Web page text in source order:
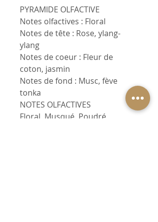
PYRAMIDE OLFACTIVE
Notes olfactives : Floral
Notes de tête : Rose, ylang-
ylang
Notes de coeur : Fleur de
coton, jasmin
Notes de fond : Musc, fève
tonka
NOTES OLFACTIVES
Floral, Musqué, Poudré